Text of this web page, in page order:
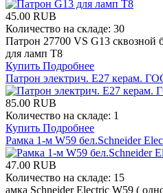
45.00 RUB
Количество на складе: 30
Патрон 27700 VS G13 сквозной
для ламп T8
Купить Подробнее
Патрон электрич. E27 керам.
85.00 RUB
Количество на складе: 1
Купить Подробнее
Рамка 1-м W59 бел.Schneider
47.00 RUB
Количество на складе: 15
амка Schneider Electric W59 (